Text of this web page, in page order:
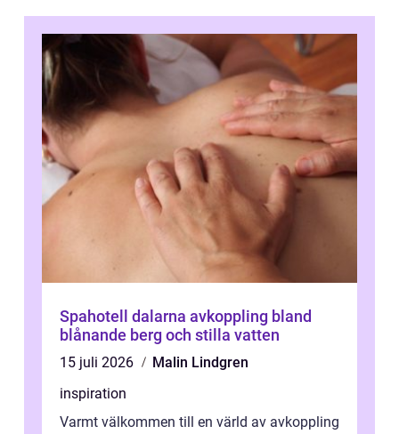
Spahotell dalarna avkoppling bland
blånande berg och stilla vatten
15 juli 2026
Malin Lindgren
inspiration
Varmt välkommen till en värld av avkoppling